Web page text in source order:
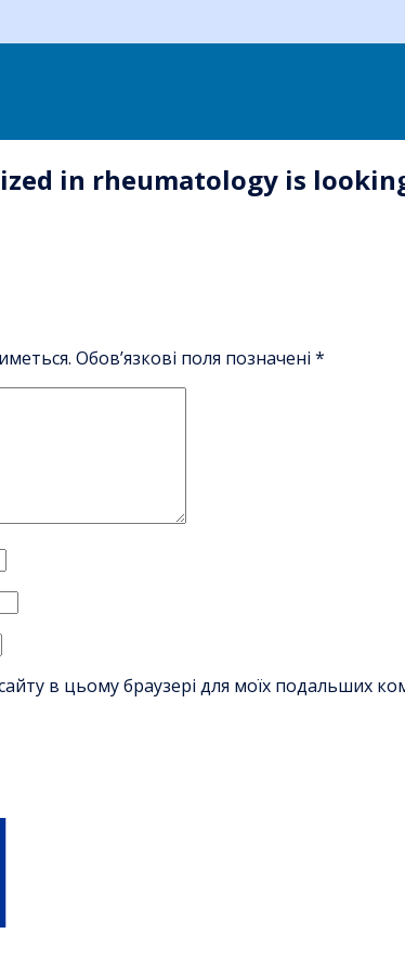
in rheumatology is
Обов’язкові поля позначені *
в цьому браузері для моїх подальших